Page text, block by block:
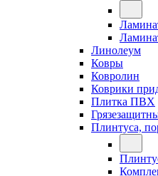
Линолеум
Ковры
Ковролин
Коврики
Плитка ПВХ
Плинтуса,